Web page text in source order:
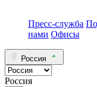
Пресс-служба
нами Офисы
Россия
Россия